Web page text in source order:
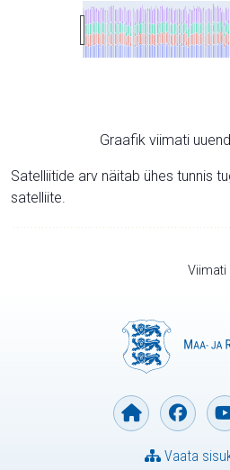
Graafik viimati
Satelliitide arv näitab ühes tunnis
satelliite.
Viimati
Vaata